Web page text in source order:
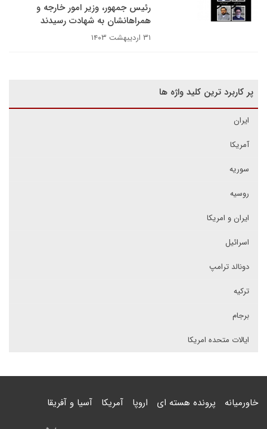
رئیس جمهور، وزیر امور خارجه و
همراهانشان به شهادت رسیدند
۳۱ اردیبهشت ۱۴۰۳
پر کاربرد ترین کلید واژه ها
ایران
آمریکا
سوریه
روسیه
ایران و امریکا
اسرائیل
دونالد ترامپ
ترکیه
برجام
ایالات متحده امریکا
خاورمیانه پرونده هسته ای اروپا آمریکا آسیا و آفریقا